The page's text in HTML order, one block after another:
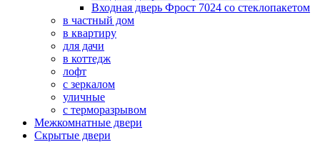
Входная дверь Фрост 7024 со стеклопакетом
в частный дом
в квартиру
для дачи
в коттедж
лофт
с зеркалом
уличные
с терморазрывом
Межкомнатные двери
Скрытые двери